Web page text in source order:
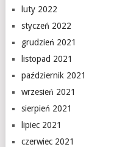
luty 2022
styczeń 2022
grudzień 2021
listopad 2021
październik 2021
wrzesień 2021
sierpień 2021
lipiec 2021
czerwiec 2021